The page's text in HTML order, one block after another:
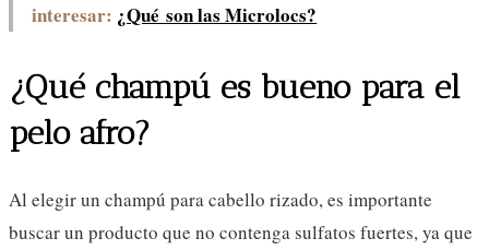
interesar: ¿Qué son las Microlocs?
¿Qué champú es bueno para el
pelo afro?
Al elegir un champú para cabello rizado, es importante
buscar un producto que no contenga sulfatos fuertes, ya que